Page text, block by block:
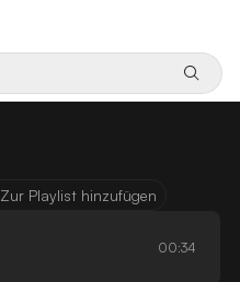
Zur Playlist hinzufügen
00:34